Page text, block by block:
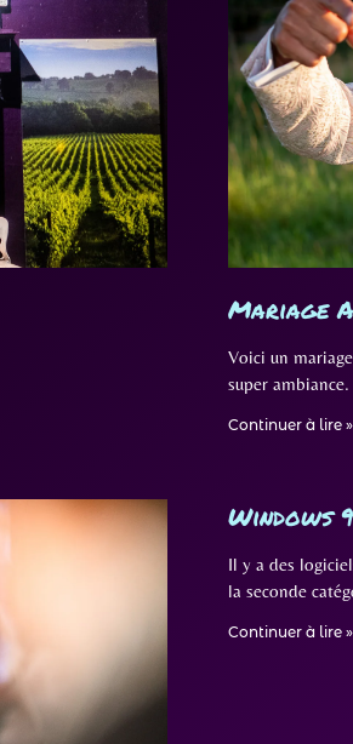
Mariage
Voici un
super ambiance.
Continuer à lire »
Windows
Il y a des
la seconde
Continuer à lire »